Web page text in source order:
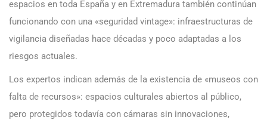
espacios en toda España y en Extremadura también continúan
funcionando con una «seguridad vintage»: infraestructuras de
vigilancia diseñadas hace décadas y poco adaptadas a los
riesgos actuales.
Los expertos indican además de la existencia de «museos con
falta de recursos»: espacios culturales abiertos al público,
pero protegidos todavía con cámaras sin innovaciones,